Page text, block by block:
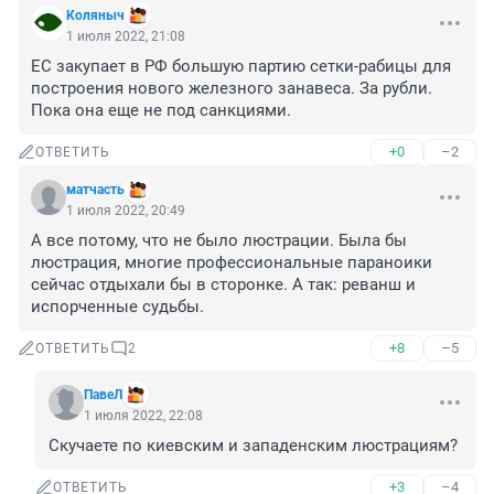
Коляныч
1 июля 2022, 21:08
ЕС закупает в РФ большую партию сетки-рабицы для
построения нового железного занавеса. За рубли.
Пока она еще не под санкциями.
ОТВЕТИТЬ +0 –2
матчасть
1 июля 2022, 20:49
А все потому, что не было люстрации. Была бы
люстрация, многие профессиональные параноики
сейчас отдыхали бы в сторонке. А так: реванш и
испорченные судьбы.
ОТВЕТИТЬ 2 +8 –5
ПавеЛ
1 июля 2022, 22:08
Скучаете по киевским и западенским люстрациям?
ОТВЕТИТЬ +3 –4